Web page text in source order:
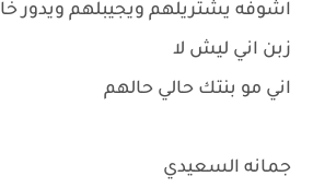
اشوفه يشتريلهم ويجيبلهم ويدور
زبن اني ليش لا
اني مو بنتك حالي حالهم
جمانه السعيدي